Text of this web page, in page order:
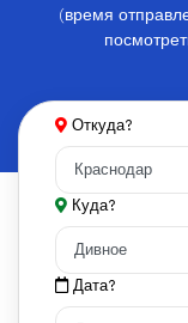
(время
Откуда?
Куда?
Дата?